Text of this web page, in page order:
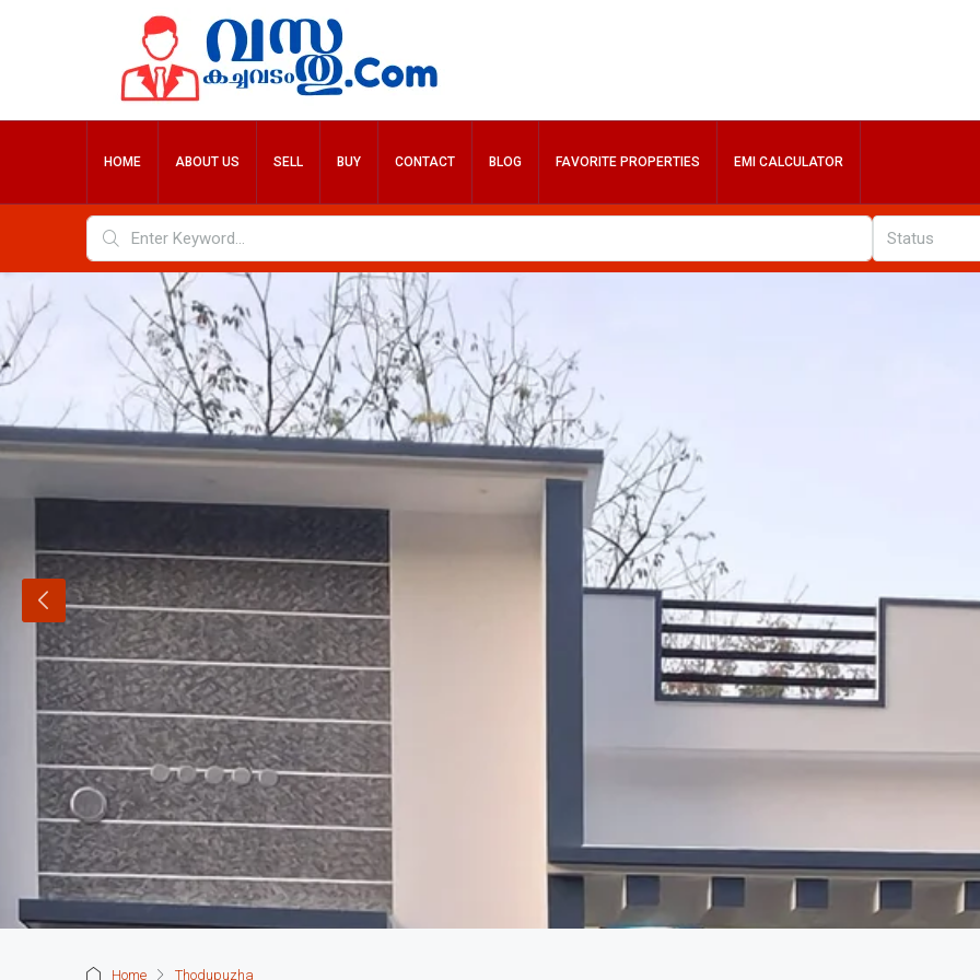
HOME ABOUT US SELL BUY CONTACT BLOG FAVORITE PROPERTIES EMI CALCULATOR
Status
Home Thodupuzha